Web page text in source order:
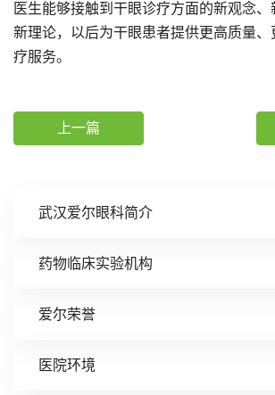
武汉爱尔眼科简介
药物临床实验机构
爱尔荣誉
医院环境
医生能够接触到干眼诊疗方面的新观念、
新理论，以后为干眼患者提供更高质量、
疗服务。
上一篇